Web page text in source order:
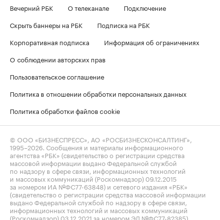
Вечерний РБК О телеканале
Подключение
Скрыть баннеры на РБК
Подписка на РБК
Корпоративная подписка
Информация об ограничениях
О соблюдении авторских прав
Пользовательское соглашение
Политика в отношении обработки персональных данных
Политика обработки файлов cookie
© ООО «БИЗНЕСПРЕСС», АО «РОСБИЗНЕСКОНСАЛТИНГ»,
1995–2026 . Сообщения и материалы информационного
агентства «РБК» (свидетельство о регистрации средства
массовой информации выдано Федеральной службой
по надзору в сфере связи, информационных технологий
и массовых коммуникаций (Роскомнадзор) 09.12.2015
за номером ИА №ФС77-63848) и сетевого издания «РБК»
(свидетельство о регистрации средства массовой информации
выдано Федеральной службой по надзору в сфере связи,
информационных технологий и массовых коммуникаций
(Роскомнадзор) 03.12.2021 за номером ЭЛ №ФС77-82385)